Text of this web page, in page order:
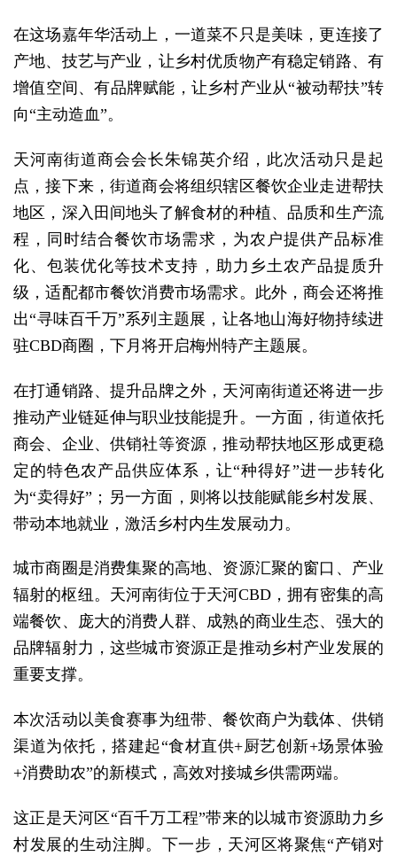
在这场嘉年华活动上，一道菜不只是美味，更连接了
产地、技艺与产业，让乡村优质物产有稳定销路、有
增值空间、有品牌赋能，让乡村产业从“被动帮扶”转
向“主动造血”。
天河南街道商会会长朱锦英介绍，此次活动只是起
点，接下来，街道商会将组织辖区餐饮企业走进帮扶
地区，深入田间地头了解食材的种植、品质和生产流
程，同时结合餐饮市场需求，为农户提供产品标准
化、包装优化等技术支持，助力乡土农产品提质升
级，适配都市餐饮消费市场需求。此外，商会还将推
出“寻味百千万”系列主题展，让各地山海好物持续进
驻CBD商圈，下月将开启梅州特产主题展。
在打通销路、提升品牌之外，天河南街道还将进一步
推动产业链延伸与职业技能提升。一方面，街道依托
商会、企业、供销社等资源，推动帮扶地区形成更稳
定的特色农产品供应体系，让“种得好”进一步转化
为“卖得好”；另一方面，则将以技能赋能乡村发展、
带动本地就业，激活乡村内生发展动力。
城市商圈是消费集聚的高地、资源汇聚的窗口、产业
辐射的枢纽。天河南街位于天河CBD，拥有密集的高
端餐饮、庞大的消费人群、成熟的商业生态、强大的
品牌辐射力，这些城市资源正是推动乡村产业发展的
重要支撑。
本次活动以美食赛事为纽带、餐饮商户为载体、供销
渠道为依托，搭建起“食材直供+厨艺创新+场景体验
+消费助农”的新模式，高效对接城乡供需两端。
这正是天河区“百千万工程”带来的以城市资源助力乡
村发展的生动注脚。下一步，天河区将聚焦“产销对